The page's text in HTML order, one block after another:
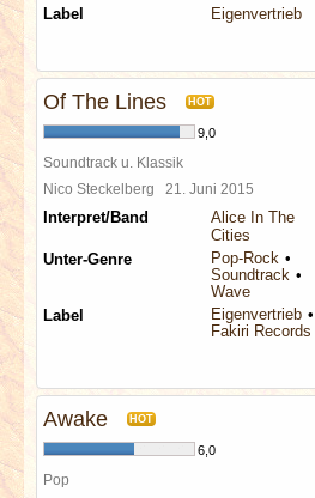
Label
Eigenvertrieb
Of The Lines HOT
9,0
Soundtrack u. Klassik
Nico Steckelberg 21. Juni 2015
Interpret/Band
Alice In The
Cities
Unter-Genre
Pop-Rock
Soundtrack
Wave
Label
Eigenvertrieb
Fakiri Records
Awake HOT
6,0
Pop